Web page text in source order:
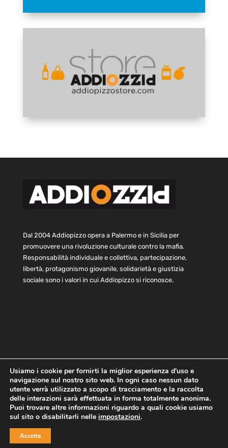
Dal 2004 Addiopizzo opera a Palermo e in Sicilia per
promuovere una rivoluzione culturale contro la mafia.
Responsabilità individuale e collettiva, partecipazione,
libertà, protagonismo giovanile, solidarietà e giustizia
sociale sono i valori in cui Addiopizzo si riconosce.
Home Statuto e bilancio
Contatti
Privacy
Cookie Child Protection Policy
Copyright © 2021 AddioPizzo | Tutti i diritti riservati | Sede
Usiamo i cookie per fornirti la miglior esperienza d'uso e
navigazione sul nostro sito web. In ogni caso nessun dato
utente verrà utilizzato a scopo di tracciamento e la raccolta
delle interazioni sarà effettuata in forma totalmente anonima.
Puoi trovare altre informazioni riguardo a quali cookie usiamo
sul sito o disabilitarli nelle impostazioni.
Accetta